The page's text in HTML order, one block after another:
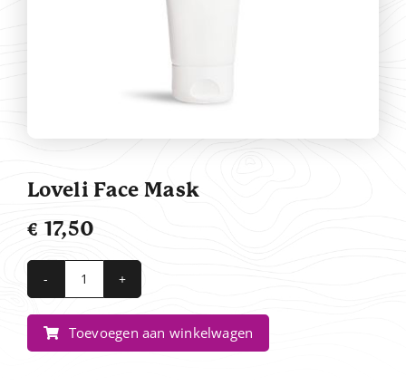
Loveli Face Mask
€ 17,50
Loveli
Face
Mask
aantal
Toevoegen aan winkelwagen